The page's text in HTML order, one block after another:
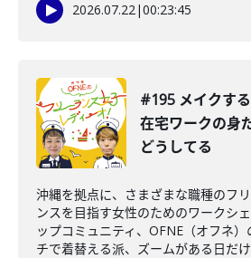
2026.07.22|00:23:45
#195 メイクす
在宅ワークの身
どうしてる
沖縄を拠点に、さまざまな職種のフ
ンスを目指す女性のためのワークシ
ップコミュニティ、OFNE（オフネ
チで着替える派、ズームがある日だ